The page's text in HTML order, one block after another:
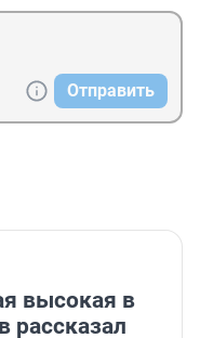
Отправить
высокая в
рассказал